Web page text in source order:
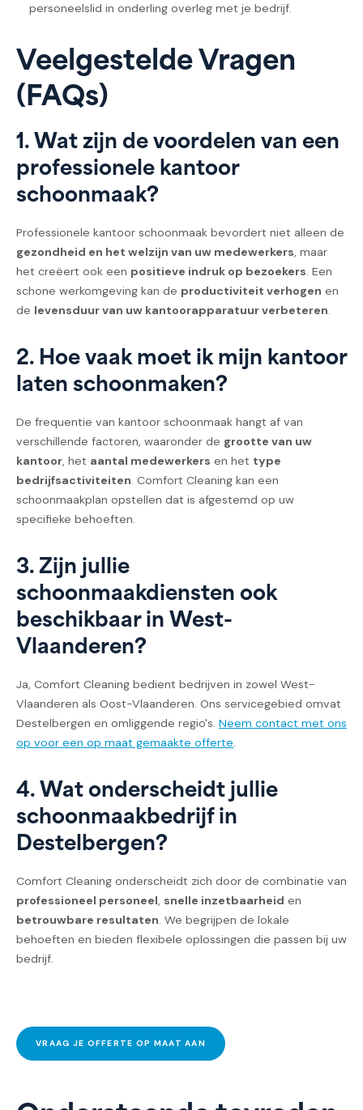
personeelslid in onderling overleg met je bedrijf.
Veelgestelde Vragen
(FAQs)
1. Wat zijn de voordelen van een
professionele kantoor
schoonmaak?
Professionele kantoor schoonmaak bevordert niet alleen de
gezondheid en het welzijn van uw medewerkers, maar
het creëert ook een positieve indruk op bezoekers. Een
schone werkomgeving kan de productiviteit verhogen en
de levensduur van uw kantoorapparatuur verbeteren.
2. Hoe vaak moet ik mijn kantoor
laten schoonmaken?
De frequentie van kantoor schoonmaak hangt af van
verschillende factoren, waaronder de grootte van uw
kantoor, het aantal medewerkers en het type
bedrijfsactiviteiten. Comfort Cleaning kan een
schoonmaakplan opstellen dat is afgestemd op uw
specifieke behoeften.
3. Zijn jullie
schoonmaakdiensten ook
beschikbaar in West-
Vlaanderen?
Ja, Comfort Cleaning bedient bedrijven in zowel West-
Vlaanderen als Oost-Vlaanderen. Ons servicegebied omvat
Destelbergen en omliggende regio's. Neem contact met ons
op voor een op maat gemaakte offerte.
4. Wat onderscheidt jullie
schoonmaakbedrijf in
Destelbergen?
Comfort Cleaning onderscheidt zich door de combinatie van
professioneel personeel, snelle inzetbaarheid en
betrouwbare resultaten. We begrijpen de lokale
behoeften en bieden flexibele oplossingen die passen bij uw
bedrijf.
VRAAG JE OFFERTE OP MAAT AAN